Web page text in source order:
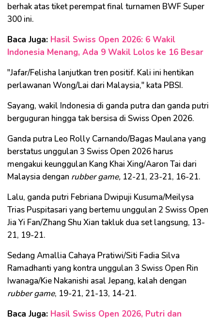
berhak atas tiket perempat final turnamen BWF Super
300 ini.
Baca Juga: Hasil Swiss Open 2026: 6 Wakil
Indonesia Menang, Ada 9 Wakil Lolos ke 16 Besar
"Jafar/Felisha lanjutkan tren positif. Kali ini hentikan
perlawanan Wong/Lai dari Malaysia," kata PBSI.
Sayang, wakil Indonesia di ganda putra dan ganda putri
berguguran hingga tak bersisa di Swiss Open 2026.
Ganda putra Leo Rolly Carnando/Bagas Maulana yang
berstatus unggulan 3 Swiss Open 2026 harus
mengakui keunggulan Kang Khai Xing/Aaron Tai dari
Malaysia dengan rubber game, 12-21, 23-21, 16-21.
Lalu, ganda putri Febriana Dwipuji Kusuma/Meilysa
Trias Puspitasari yang bertemu unggulan 2 Swiss Open
Jia Yi Fan/Zhang Shu Xian takluk dua set langsung, 13-
21, 19-21.
Sedang Amallia Cahaya Pratiwi/Siti Fadia Silva
Ramadhanti yang kontra unggulan 3 Swiss Open Rin
Iwanaga/Kie Nakanishi asal Jepang, kalah dengan
rubber game, 19-21, 21-13, 14-21.
Baca Juga: Hasil Swiss Open 2026, Putri dan